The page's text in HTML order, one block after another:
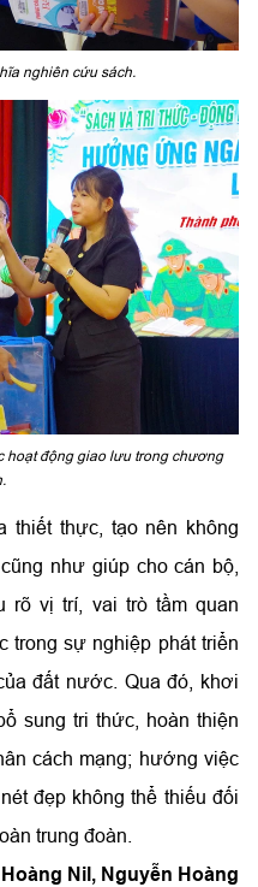
nghiên cứu sách.
hoạt động giao lưu trong chương
thiết thực, tạo nên không
như giúp cho cán bộ,
rõ vị trí, vai trò tầm quan
trong sự nghiệp phát triển
đất nước. Qua đó, khơi
sung tri thức, hoàn thiện
cách mạng; hướng việc
đẹp không thể thiếu đối
trung đoàn.
Hoàng Nil, Nguyễn Hoàng